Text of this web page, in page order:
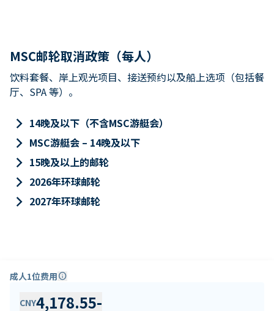
MSC邮轮取消政策（每人）
饮料套餐、岸上观光项目、接送预约以及船上选项（包括餐
厅、SPA 等）。
keyboard_arrow_right 14晚及以下（不含MSC游艇会）
keyboard_arrow_right MSC游艇会 – 14晚及以下
keyboard_arrow_right 15晚及以上的邮轮
keyboard_arrow_right 2026年环球邮轮
keyboard_arrow_right 2027年环球邮轮
成人1位费用info
CNY4,178.55-